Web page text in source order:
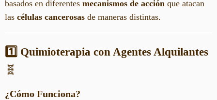
basados en diferentes mecanismos de acción que atacan
las células cancerosas de maneras distintas.
1️⃣ Quimioterapia con Agentes Alquilantes
🧬
¿Cómo Funciona?